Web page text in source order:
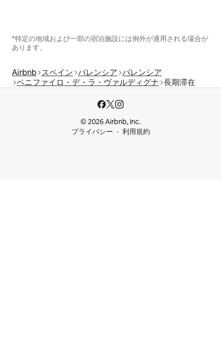
*特定の地域および一部の宿泊施設には例外が適用される場合が
あります。
Airbnb スペイン バレンシア バレンシア
ベニファイロ・デ・ラ・ヴァルディグナ 長期滞在
© 2026 Airbnb, Inc.
プライバシー
利用規約